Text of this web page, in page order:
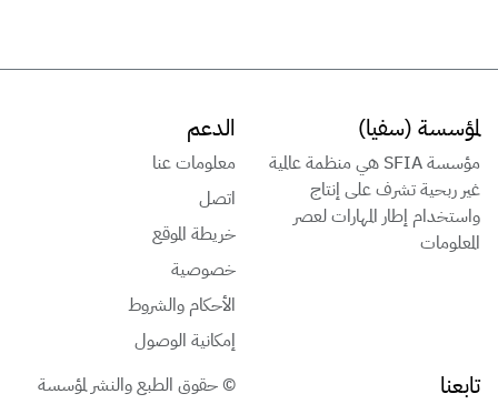
لمؤسسة (سفيا)
مؤسسة SFIA هي منظمة عالمية
غير ربحية تشرف على إنتاج
واستخدام إطار المهارات لعصر
المعلومات
الدعم
معلومات عنا
اتصل
خريطة الموقع
خصوصية
الأحكام والشروط
إمكانية الوصول
تابعنا
© حقوق الطبع والنشر لمؤسسة